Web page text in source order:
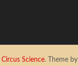
Circus Science. Theme by